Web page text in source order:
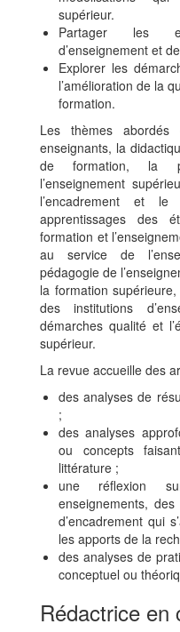
supérieur.
Partager les
d’enseignement et
Explorer les
l’amélioration de la
formation.
Les thèmes abordés
enseignants, la
de formation, la
l’enseignement
l’encadrement et
apprentissages des
formation et
au service de
pédagogie de
la formation
des institutions
démarches qualité et
supérieur.
La revue accueille des
des analyses de
;
des analyses
ou concepts
littérature ;
une réflexion
enseignements,
d’encadrement qui
les apports de la
des analyses de
conceptuel ou
Rédactrice en